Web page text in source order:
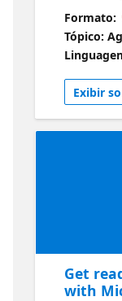
around
and
to get
member,
Formato:
Tópico:
Exibir
Get
with